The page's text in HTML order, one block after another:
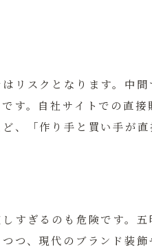
リスクとなります。中間
す。自社サイトでの直接
、
「作り手と買い手が
すぎるのも危険です。
つ、現代のブランド装飾